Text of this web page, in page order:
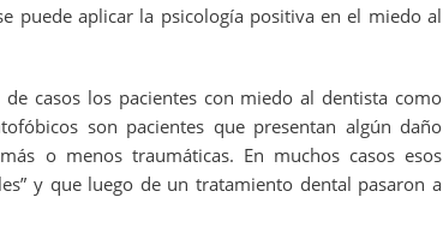
puede aplicar la psicología positiva en el miedo al
casos los pacientes con miedo al dentista como
son pacientes que presentan algún daño
o menos traumáticas. En muchos casos esos
y que luego de un tratamiento dental pasaron a